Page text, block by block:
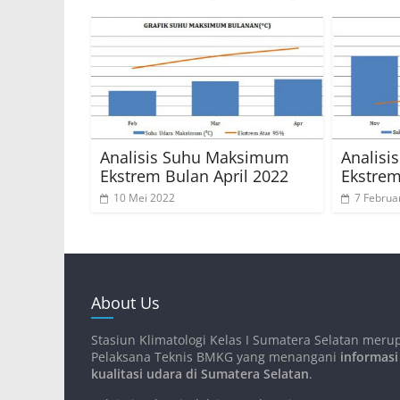
Analisis Suhu Maksimum
Ekstrem Bulan April 2022
10 Mei 2022 7
About Us
Stasiun Klimatologi Kelas I Sumatera Selatan
Pelaksana Teknis BMKG yang menangani
kualitasi udara di Sumatera Selatan.